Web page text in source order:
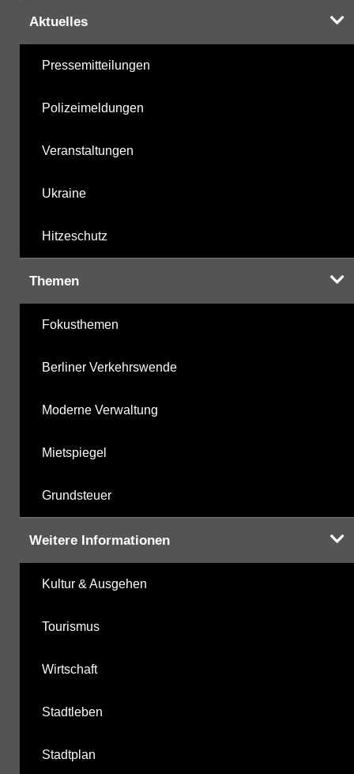
Aktuelles
Pressemitteilungen
Polizeimeldungen
Veranstaltungen
Ukraine
Hitzeschutz
Themen
Fokusthemen
Berliner Verkehrswende
Moderne Verwaltung
Mietspiegel
Grundsteuer
Weitere Informationen
Kultur & Ausgehen
Tourismus
Wirtschaft
Stadtleben
Stadtplan